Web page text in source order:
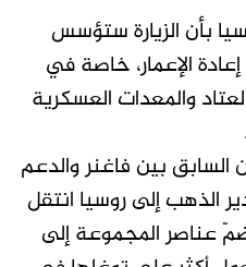
بأن الزيارة ستؤسس
الإعمار، خاصة في
والمعدات العسكرية
إنّ التعاون السابق بين فاغنر والدعم
الذهب إلى روسيا انتقل
عناصر المجموعة إلى